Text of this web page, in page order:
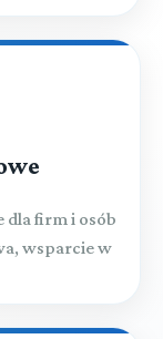
firm i osób
wsparcie w